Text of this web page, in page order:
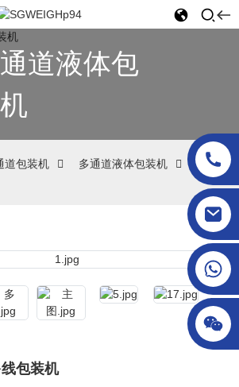
道液体包
道包装机 多通道液体包装机
高速果
包装机